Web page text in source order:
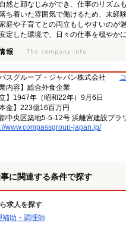
自然と顔なじみができ、仕事のリズム
ち着いた雰囲気で働けるため、未経
庭や子育てとの両立もしやすいのが魅
定した環境で、日々の仕事を穏やか
スグループ・ジャパン株式会社
業内容】総合外食企業
立】1947年（昭和22年）9月6日
本金】223億16百万円
中央区築地5-5-12号 浜離宮建設プラ
www.compassgroup-japan.jp/
に関連する条件で探す
求人を探す
補助・調理師